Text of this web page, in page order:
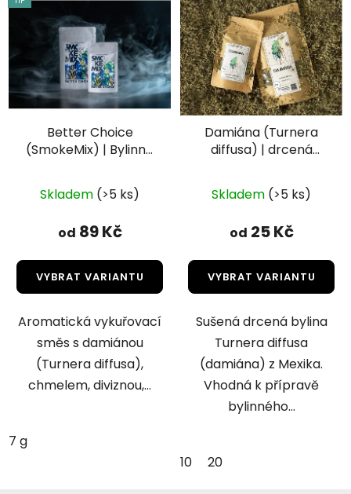
Better Choice
(SmokeMix) | Bylinná
hodnocení
produktu
4,3
hvězdiček.
Skladem (>5 ks)
od 89 Kč
VYBRAT VARIANTU
Aromatická vykuřovací
směs s damiánou
(Turnera diffusa),
chmelem, diviznou,...
7 g
Damiána (Turnera
diffusa) | drcená
Skladem (>5 ks)
od 25 Kč
VYBRAT VARIANTU
Sušená drcená bylina
Turnera diffusa
(damiána) z Mexika.
Vhodná k přípravě
bylinného...
10 20